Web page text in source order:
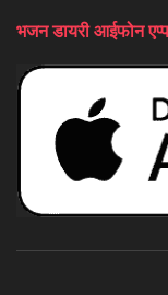
भजन डायरी आईफोन एप्प